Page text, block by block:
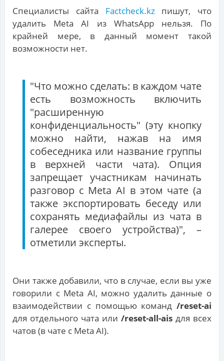
Специалисты сайта Factcheck.kzпишут, что
удалить Meta AI из WhatsApp нельзя. По
крайней мере, в данный момент такой
возможности нет.
"Что можно сделать: в каждом чате
есть возможность включить
"расширенную
конфиденциальность" (эту кнопку
можно найти, нажав на имя
собеседника или название группы
в верхней части чата). Опция
запрещает участникам начинать
разговор с Meta AI в этом чате (а
также экспортировать беседу или
сохранять медиафайлы из чата в
галерее своего устройства)", –
отметили эксперты.
Они также добавили, что в случае, если вы уже
говорили с Meta AI, можно удалить данные о
взаимодействии с помощью команд /reset-ai
для отдельного чата или /reset-all-ais для всех
чатов (в чате с Meta AI).